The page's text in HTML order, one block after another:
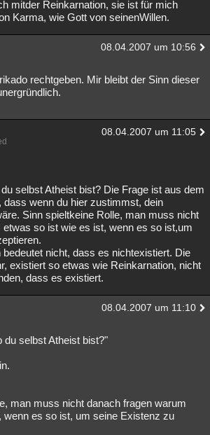
mitder Reinkarnation, sie ist für mich
Karma, wie Gott von seinenWillen.
08.04.2007 um 10:56
rechtgeben. Mir bleibt der Sinn dieser
08.04.2007 um 11:05
selbst Atheist bist? Die Frage ist aus dem
dass wenn du hier zustimmst, dein
Sinn spieltkeine Rolle, man muss nicht
so ist wie es ist, wenn es so ist,um
nicht, dass es nichtexistiert. Die
existiert so etwas wie Reinkarnation, nicht
dass es existiert.
08.04.2007 um 11:10
du selbst Atheist bist?"
man muss nicht danach fragen warum
es so ist, um seine Existenz zu